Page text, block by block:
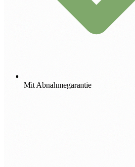
Mit Abnahmegarantie